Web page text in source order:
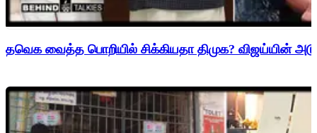
தவெக வைத்த பொறியில் சிக்கியதா திமுக? விஜய்யின்